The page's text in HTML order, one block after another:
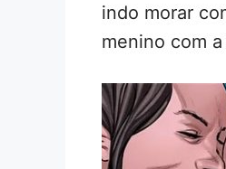
indo morar
menino com